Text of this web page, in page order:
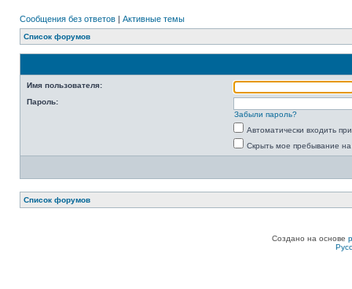
Сообщения без ответов | Активные темы
Список форумов
Имя пользователя:
Пароль:
Забыли пароль?
Автоматически входить
Скрыть мое пребывание
Список форумов
Создано на основе